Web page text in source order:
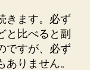
きます。必ず
と比べると副
ですが、必ず
りません。